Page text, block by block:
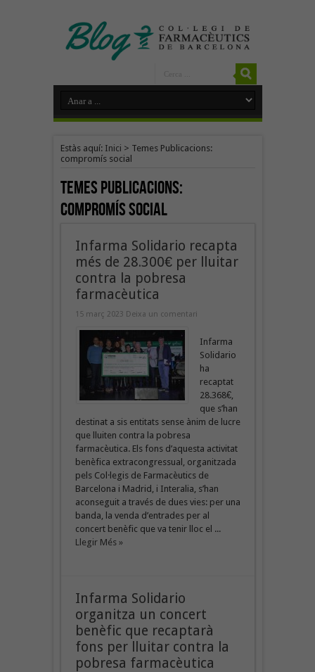
Estàs aquí: Inici > Temes Publicacions:
compromís social
Temes Publicacions:
compromís social
Infarma Solidario recapta
més de 28.300€ per lluitar
contra la pobresa
farmacèutica
15 març 2023 Deixa un comentari
Infarma
Solidario
ha
recaptat
28.368€,
que s’han
destinat a sis entitats sense ànim de lucre
que lluiten contra la pobresa
farmacèutica. Els fons d’aquesta activitat
benèfica extracongressual, organitzada
pels Col·legis de Farmacèutics de
Barcelona i Madrid, i Interalia, s’han
aconseguit a través de dues vies: per una
banda, la venda d’entrades per al
concert benèfic que va tenir lloc el ...
Llegir Més »
Infarma Solidario
organitza un concert
benèfic que recaptarà
fons per lluitar contra la
pobresa farmacèutica